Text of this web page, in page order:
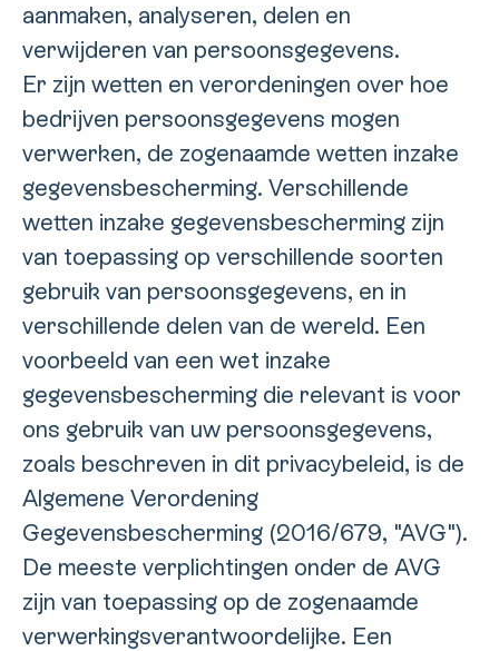
aanmaken, analyseren, delen en
verwijderen van persoonsgegevens.
Er zijn wetten en verordeningen over hoe
bedrijven persoonsgegevens mogen
verwerken, de zogenaamde wetten inzake
gegevensbescherming. Verschillende
wetten inzake gegevensbescherming zijn
van toepassing op verschillende soorten
gebruik van persoonsgegevens, en in
verschillende delen van de wereld. Een
voorbeeld van een wet inzake
gegevensbescherming die relevant is voor
ons gebruik van uw persoonsgegevens,
zoals beschreven in dit privacybeleid, is de
Algemene Verordening
Gegevensbescherming (2016/679, "AVG").
De meeste verplichtingen onder de AVG
zijn van toepassing op de zogenaamde
verwerkingsverantwoordelijke. Een